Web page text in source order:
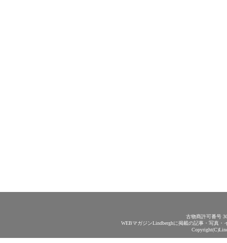
古物商許可番号
WEBマガジンLindberghに掲載の記事・写真